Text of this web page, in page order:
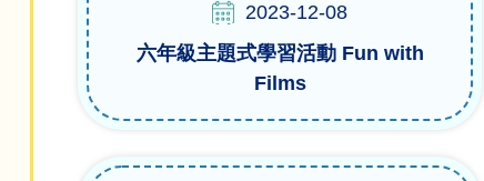
2023-12-08
六年級主題式學習活動 Fun with
Films